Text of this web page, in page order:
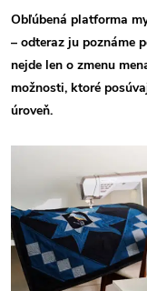
Obľúbená platforma
– odteraz ju poznáme
nejde len o zmenu
možnosti, ktoré
úroveň.